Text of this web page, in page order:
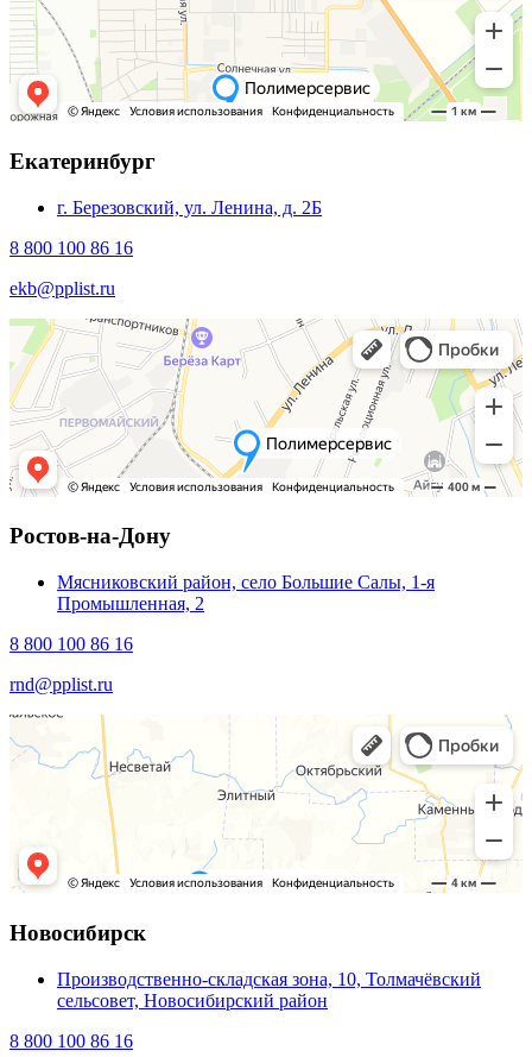
Екатеринбург
г. Березовский, ул. Ленина, д. 2Б
8 800 100 86 16
ekb@pplist.ru
Ростов-на-Дону
Мясниковский район, село Большие Салы, 1-я
Промышленная, 2
8 800 100 86 16
rnd@pplist.ru
Новосибирск
Производственно-складская зона, 10, Толмачёвский
сельсовет, Новосибирский район
8 800 100 86 16